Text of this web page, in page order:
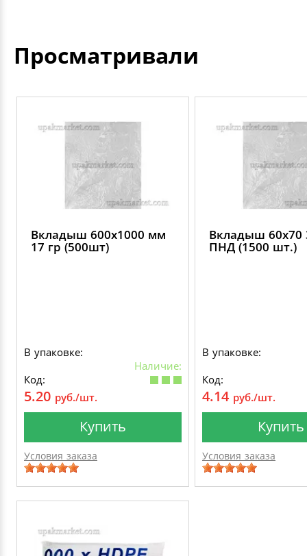
Просматривали
Вкладыш 600х1000 мм
17 гр (500шт)
В упаковке:
Наличие:
Код:
5.20 руб./шт.
Купить
Условия заказа
Вкладыш 60х70
ПНД (1500 шт.)
В упаковке:
Код:
4.14 руб./шт.
Купить
Условия заказа